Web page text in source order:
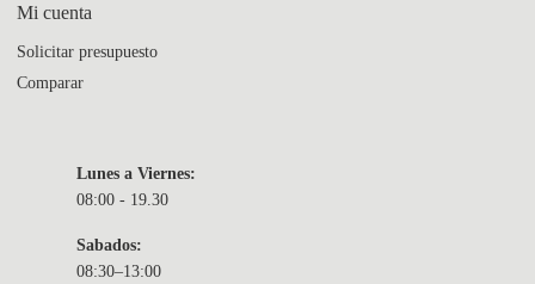
Mi cuenta
Solicitar presupuesto
Comparar
Lunes a Viernes:
08:00 - 19.30
Sabados:
08:30–13:00